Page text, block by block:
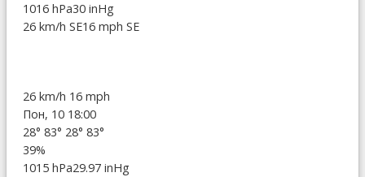
1016 hPa30 inHg
26 km/h SE16 mph SE
26 km/h 16 mph
Пон, 10 18:00
28° 83° 28° 83°
39%
1015 hPa29.97 inHg